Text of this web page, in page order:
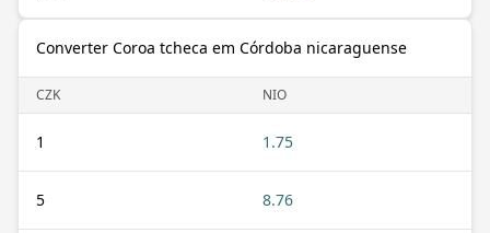
Converter Coroa tcheca em Córdoba nicaraguense
CZK NIO
1 1.75
5 8.76